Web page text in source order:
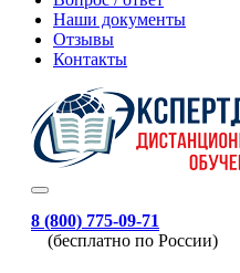
Наши документы
Отзывы
Контакты
8 (800) 775-09-71
(бесплатно по России)